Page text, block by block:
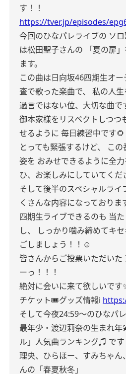
す！！
https://tver.jp/episodes/
今回のひなパレライブの ソ
は松田聖子さんの
「夏の扉
ます。
この曲は日向坂46四期生オー
査で歌った楽曲で、
私の人生
過言ではない位、大切な曲で
御本家様をリスペクトしつつ
せるように 毎日練習中です🌻
とっても緊張するけど、
この
姿を おみせできるように全
ひ、お楽しみにしていてくだ
そして後半のスペシャルライ
くさんな内容になっておりま
四期生ライブできるのも 当
し、
しっかり噛み締めてキ
ごしましょう！！☺️
皆さんからご投票いただいた
ーっ！！！
絶対に会いに来て欲しいです
チケット🎟️グッズ情報ℹ️
そして今夜24:59〜のひなパ
最年少・渡辺莉奈の生まれ年
ル」人気曲ランキング♫ です
理央、ひらほー、すみちゃ
んの「春夏秋冬」